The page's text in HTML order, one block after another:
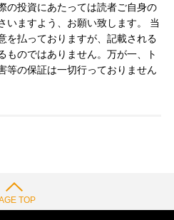
の投資にあたっては読者ご自身の
いますよう、お願い致します。 当
を払っておりますが、記載される
ものではありません。万が一、ト
等の保証は一切行っておりません
TOP